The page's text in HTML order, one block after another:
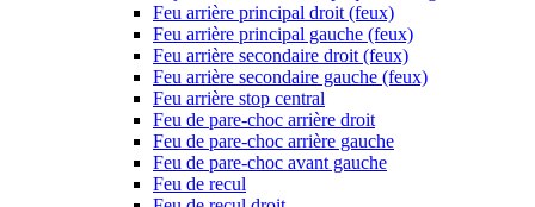
Feu arrière principal droit (feux)
Feu arrière principal gauche (feux)
Feu arrière secondaire droit (feux)
Feu arrière secondaire gauche (feux)
Feu arrière stop central
Feu de pare-choc arrière droit
Feu de pare-choc arrière gauche
Feu de pare-choc avant gauche
Feu de recul